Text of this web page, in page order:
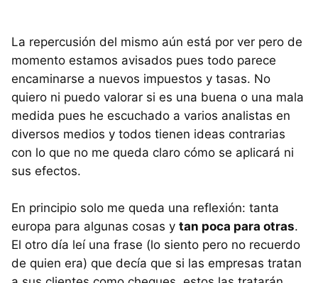
La repercusión del mismo aún está por ver pero de
momento estamos avisados pues todo parece
encaminarse a nuevos impuestos y tasas. No
quiero ni puedo valorar si es una buena o una mala
medida pues he escuchado a varios analistas en
diversos medios y todos tienen ideas contrarias
con lo que no me queda claro cómo se aplicará ni
sus efectos.
En principio solo me queda una reflexión: tanta
europa para algunas cosas y tan poca para otras.
El otro día leí una frase (lo siento pero no recuerdo
de quien era) que decía que si las empresas tratan